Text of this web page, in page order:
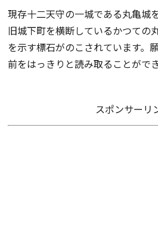
現存十二天守の一城である丸亀城
旧城下町を横断しているかつての
を示す標石がのこされています。
前をはっきりと読み取ることができ
スポンサーリ